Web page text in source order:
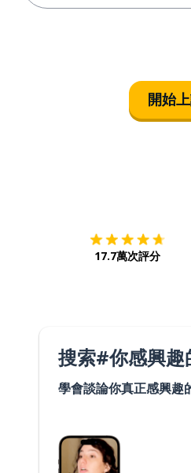
開始
17.7萬次評分
搜索#你感興趣
學會談論你真正感興趣